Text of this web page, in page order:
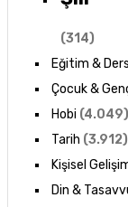
(314)
Eğitim & Ders
Çocuk &
Hobi (4.049)
Tarih (3.912)
Kişisel
Din &